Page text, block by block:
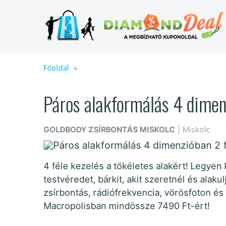
Főoldal
Páros alakformálás 4
GOLDBODY ZSÍRBONTÁS MISKOLC | Miskolc
4 féle kezelés a tökéletes alakért! Legyen
testvéredet, bárkit, akit szeretnél és
zsírbontás, rádiófrekvencia, vörösfoton
Macropolisban mindössze 7490 Ft-ért!